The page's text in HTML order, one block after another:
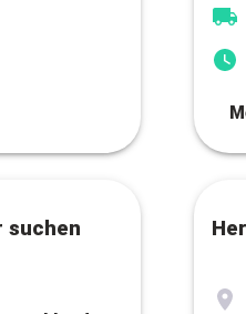
suchen